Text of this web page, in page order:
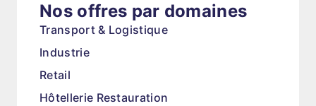
Nos offres par domaines
Transport & Logistique
Industrie
Retail
Hôtellerie Restauration